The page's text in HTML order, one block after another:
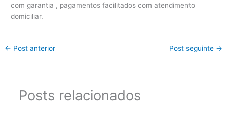
com garantia , pagamentos facilitados com atendimento
domiciliar.
← Post anterior Post seguinte →
Posts relacionados